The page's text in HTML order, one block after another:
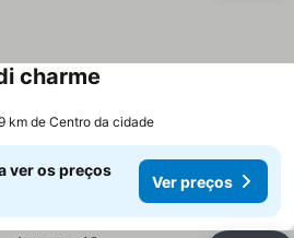
charme
km de Centro da cidade
ver os preços
Ver preços